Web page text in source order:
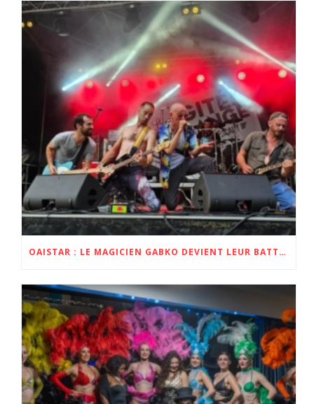
OAISTAR : LE MAGICIEN GABKO DEVIENT LEUR BATTEUR POUR L’ALBUM ET LA TOURNÉE ZOBI 2023 ET 2024